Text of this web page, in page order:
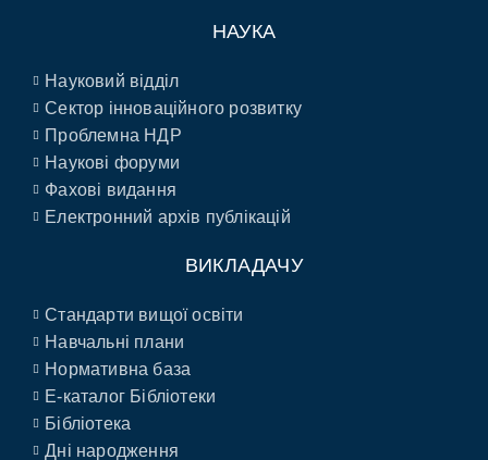
НАУКА
Науковий відділ
Сектор інноваційного розвитку
Проблемна НДР
Наукові форуми
Фахові видання
Електронний архів публікацій
ВИКЛАДАЧУ
Стандарти вищої освіти
Навчальні плани
Нормативна база
E-каталог Бібліотеки
Бібліотека
Дні народження